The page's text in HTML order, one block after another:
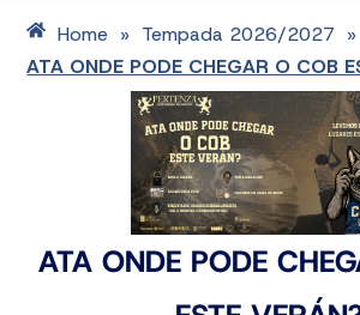
Home » Tempada 2026/2027 »
ATA ONDE PODE CHEGAR O COB
ATA ONDE PODE